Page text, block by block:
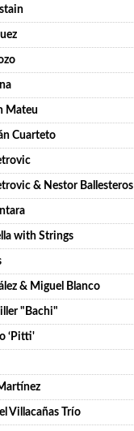
Mateu
Cuarteto
& Nestor Ballesteros
with Strings
& Miguel Blanco
"Bachi"
‘Pitti'
Villacañas Trío